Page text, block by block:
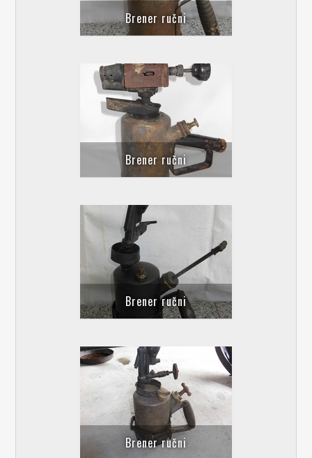
Brener ručni
Brener ručni
Brener ručni
Brener ručni